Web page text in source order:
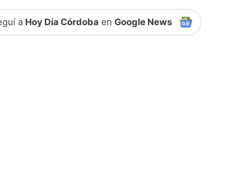
a Hoy Día Córdoba enGoogle News